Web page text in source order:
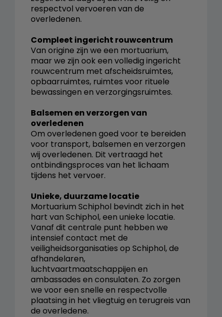
respectvol vervoeren van de
overledenen.
Compleet ingericht rouwcentrum
Van origine zijn we een mortuarium,
maar we zijn ook een volledig ingericht
rouwcentrum met afscheidsruimtes,
opbaarruimtes, ruimtes voor rituele
bewassingen en verzorgingsruimtes.
Balsemen en verzorgen van
overledenen
Om overledenen goed voor te bereiden
voor transport, balsemen en verzorgen
wij overledenen. Dit vertraagd het
ontbindingsproces van het lichaam
tijdens het vervoer.
Unieke, duurzame locatie
Mortuarium Schiphol bevindt zich in het
hart van Schiphol, een unieke locatie.
Vanaf dit centrale punt hebben we
intensief contact met de
veiligheidsorganisaties op Schiphol, de
afhandelaren,
luchtvaartmaatschappijen en
ambassades en consulaten. Zo zorgen
we voor een snelle en respectvolle
plaatsing in het vliegtuig en terugreis van
de overledene.